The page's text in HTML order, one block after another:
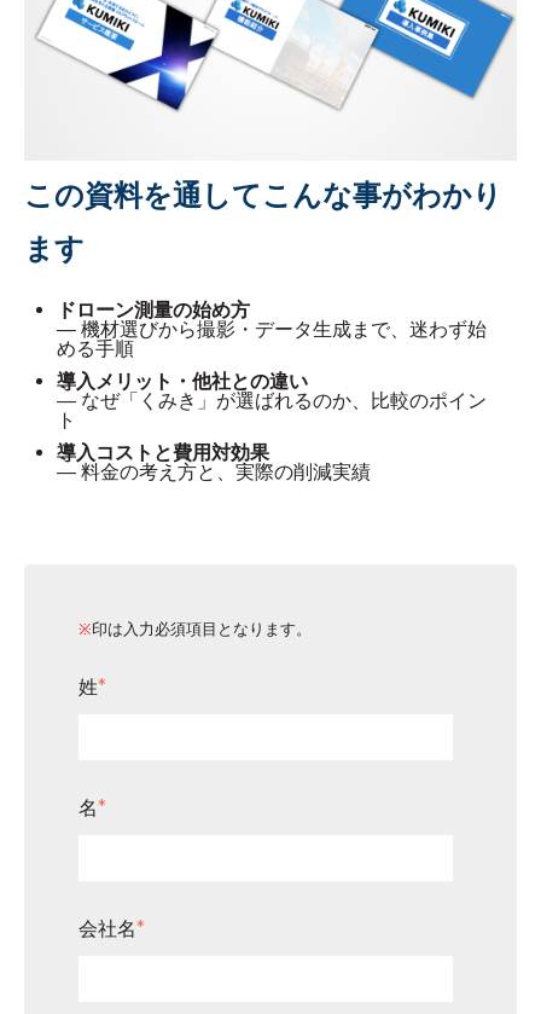
この資料を通してこんな事がわかり
ます
ドローン測量の始め方
— 機材選びから撮影・データ生成まで、迷わず始
める手順
導入メリット・他社との違い
— なぜ「くみき」が選ばれるのか、比較のポイン
ト
導入コストと費用対効果
— 料金の考え方と、実際の削減実績
※印は入力必須項目となります。
姓*
名*
会社名*